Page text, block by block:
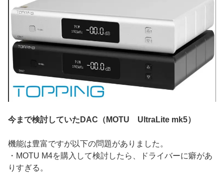
今まで検討していたDAC（MOTU UltraLite mk5）
機能は豊富ですが以下の問題がありました。
・MOTU M4を購入して検討したら、ドライバーに癖があ
りすぎる。